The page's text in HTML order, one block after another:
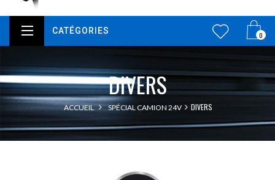
0
CATÉGORIES
DIVERS
ACCUEIL SPÉCIAL CAMION 24V DIVERS